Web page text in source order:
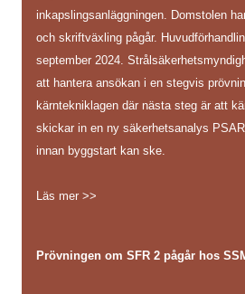
inkapslingsanläggningen. Domstolen
och skriftväxling pågår.
september 2024.
att hantera ansökan i en stegvis
kärntekniklagen där nästa steg är att
skickar in en ny säkerhetsanalys
innan byggstart kan ske.
Läs mer >>
Prövningen om SFR 2 pågår hos